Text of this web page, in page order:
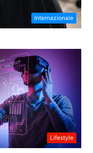
Internazionale
Lifestyle